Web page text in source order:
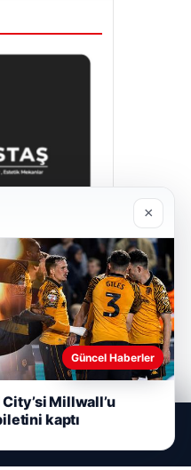
×
Güncel Haberler
City’si Millwall’u
kaptı